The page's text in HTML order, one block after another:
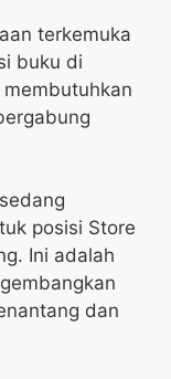
terkemuka
buku di
posisi Store
Ini adalah
dan